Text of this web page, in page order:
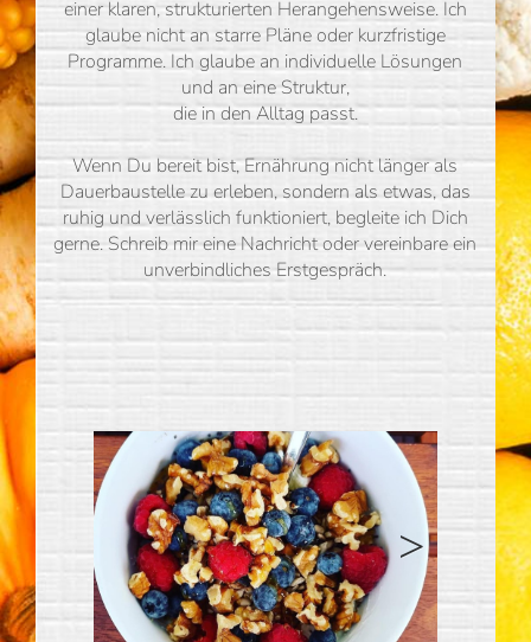
einer klaren, strukturierten Herangehensweise. Ich
glaube nicht an starre Pläne oder kurzfristige
Programme. Ich glaube an individuelle Lösungen
und an eine Struktur,
die in den Alltag passt.
Wenn Du bereit bist, Ernährung nicht länger als
Dauerbaustelle zu erleben, sondern als etwas, das
ruhig und verlässlich funktioniert, begleite ich Dich
gerne. Schreib mir eine Nachricht oder vereinbare ein
unverbindliches Erstgespräch.
Previous Next